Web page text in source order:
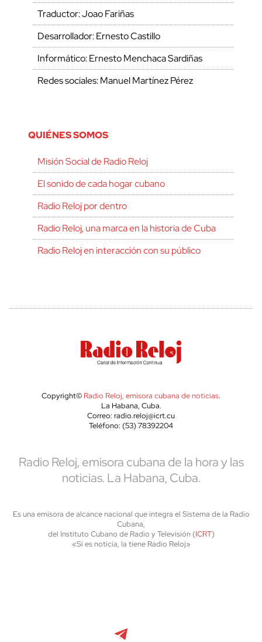
Traductor: Joao Fariñas
Desarrollador: Ernesto Castillo
Informático: Ernesto Menchaca Sardiñas
Redes sociales: Manuel Martínez Pérez
QUIÉNES SOMOS
Misión Social de Radio Reloj
El sonido de cada hogar cubano
Radio Reloj por dentro
Radio Reloj, una marca en la historia de Cuba
Radio Reloj en interacción con su público
Copyright© Radio Reloj, emisora cubana de noticias.
La Habana, Cuba.
Correo: radio.reloj@icrt.cu
Teléfono: (53) 78392204
Radio Reloj, emisora cubana de la hora y las
noticias. La Habana, Cuba.
Es una emisora de alcance nacional que integra el Sistema de la Radio
Cubana,
del Instituto Cubano de Radio y Televisión (ICRT)
«Si es noticia, la tiene Radio Reloj»